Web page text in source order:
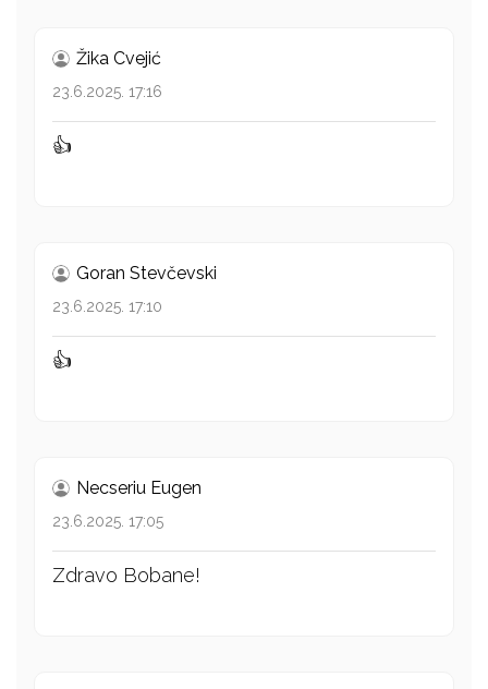
Žika Cvejić
23.6.2025. 17:16
👍
Goran Stevčevski
23.6.2025. 17:10
👍
Necseriu Eugen
23.6.2025. 17:05
Zdravo Bobane!